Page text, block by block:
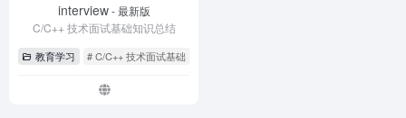
interview- 最新版
C/C++ 技术面试基础知识总结
教育学习 # C/C++ 技术面试基础